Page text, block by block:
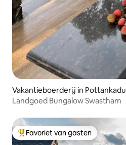
Vakantieboerderij in Pottankadu
Landgoed Bungalow Swastham
Topfavoriet van gasten
Favoriet van gasten